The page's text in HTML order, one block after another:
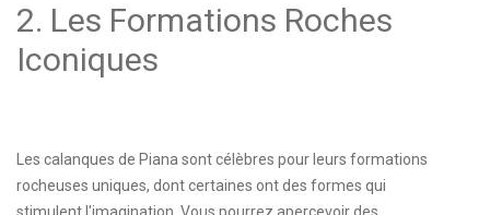
2. Les Formations Roches
Iconiques
Les calanques de Piana sont célèbres pour leurs formations
rocheuses uniques, dont certaines ont des formes qui